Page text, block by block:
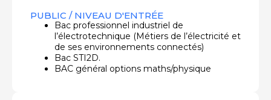
PUBLIC / NIVEAU D'ENTRÉE
Bac professionnel industriel de
l’électrotechnique (Métiers de l’électricité et
de ses environnements connectés)
Bac STI2D.
BAC général options maths/physique